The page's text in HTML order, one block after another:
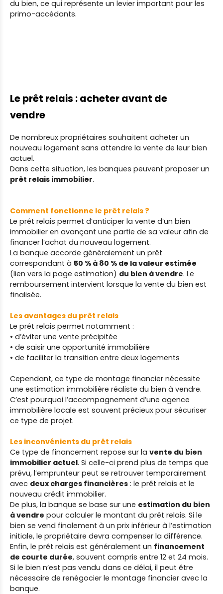
du bien, ce qui représente un levier important pour les
primo-accédants.
Le prêt relais : acheter avant de
vendre
De nombreux propriétaires souhaitent acheter un
nouveau logement sans attendre la vente de leur bien
actuel.
Dans cette situation, les banques peuvent proposer un
prêt relais immobilier.
Comment fonctionne le prêt relais ?
Le prêt relais permet d’anticiper la vente d’un bien
immobilier en avançant une partie de sa valeur afin de
financer l’achat du nouveau logement.
La banque accorde généralement un prêt
correspondant à 50 % à 80 % de lavaleur estimée
(lien vers la page estimation) du bien à vendre. Le
remboursement intervient lorsque la vente du bien est
finalisée.
Les avantages du prêt relais
Le prêt relais permet notamment :
• d’éviter une vente précipitée
• de saisir une opportunité immobilière
• de faciliter la transition entre deux logements
Cependant, ce type de montage financier nécessite
une estimation immobilière réaliste du bien à vendre.
C’est pourquoi l’accompagnement d’une agence
immobilière locale est souvent précieux pour sécuriser
ce type de projet.
Les inconvénients du prêt relais
Ce type de financement repose sur la vente du bien
immobilier actuel. Si celle-ci prend plus de temps que
prévu, l’emprunteur peut se retrouver temporairement
avec deux charges financières : le prêt relais et le
nouveau crédit immobilier.
De plus, la banque se base sur une estimation du bien
à vendre pour calculer le montant du prêt relais. Si le
bien se vend finalement à un prix inférieur à l’estimation
initiale, le propriétaire devra compenser la différence.
Enfin, le prêt relais est généralement un financement
de courte durée, souvent compris entre 12 et 24 mois.
Si le bien n’est pas vendu dans ce délai, il peut être
nécessaire de renégocier le montage financier avec la
banque.